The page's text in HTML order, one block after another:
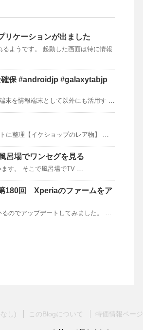
リケーションが出ました
ようです。 起動した画面は特に情報
確保 #androidjp #galaxytabjp
末を情報端末として以外にも活用す …
に整理【イケショップのレア物】 …
呂場でワンセグを見る
す。 そこで風呂場でTV …
180回 Xperiaのファームをア
のでアップデートしてみました。 …
し) このBlogについて 特価情報ページ